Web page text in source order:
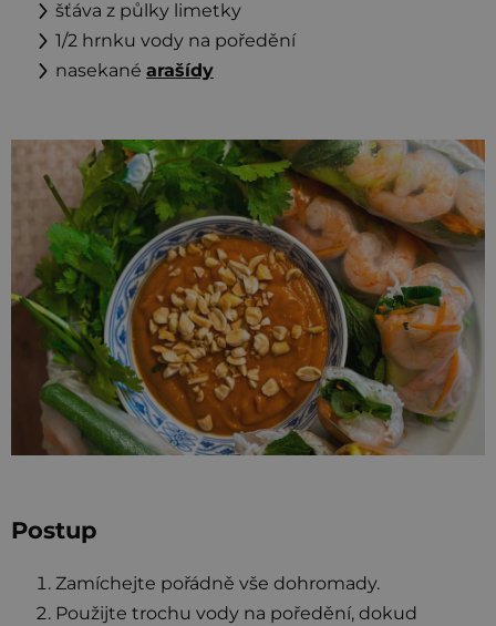
šťáva z půlky limetky
1/2 hrnku vody na poředění
nasekané arašídy
Postup
Zamíchejte pořádně vše dohromady.
Použijte trochu vody na poředění, dokud